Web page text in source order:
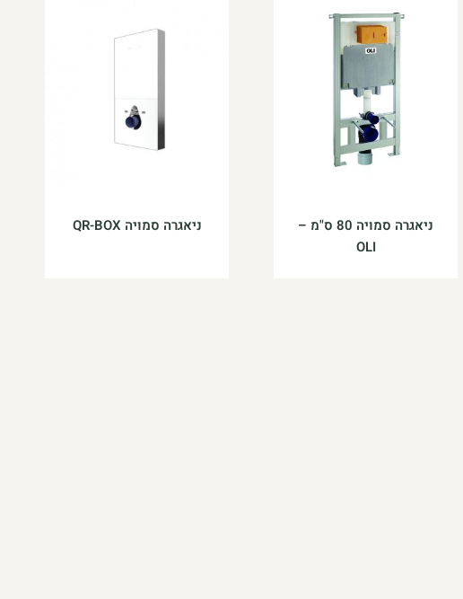
ניאגרה סמויה 80 ס"מ –
OLI
ניאגרה סמויה QR-BOX